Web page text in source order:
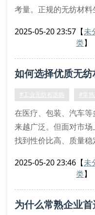
考量。正规的无纺材
智为例，其常熟生产基
原料溯源体系：优质
息，采用食品级pp粒子
2025-05-20 23:57 【未
类】
如何选择优质无
您解答
#工业无纺布选购 #常熟
在医疗、包装、汽车
来越广泛。但面对市
找到性价比高、质量
要点。
80%
2025-05-20 23:46 【未
类】
为什么常熟企业